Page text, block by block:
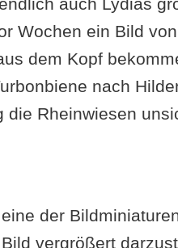
Wochen ein Bild
dem Kopf
nach
die Rheinwiesen
der
vergrößert